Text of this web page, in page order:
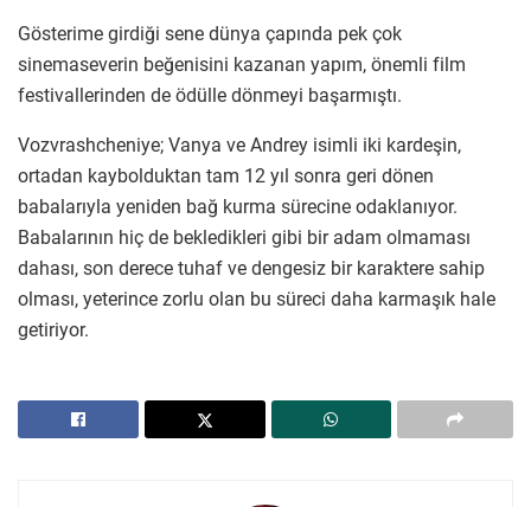
Gösterime girdiği sene dünya çapında pek çok
sinemaseverin beğenisini kazanan yapım, önemli film
festivallerinden de ödülle dönmeyi başarmıştı.
Vozvrashcheniye; Vanya ve Andrey isimli iki kardeşin,
ortadan kaybolduktan tam 12 yıl sonra geri dönen
babalarıyla yeniden bağ kurma sürecine odaklanıyor.
Babalarının hiç de bekledikleri gibi bir adam olmaması
dahası, son derece tuhaf ve dengesiz bir karaktere sahip
olması, yeterince zorlu olan bu süreci daha karmaşık hale
getiriyor.